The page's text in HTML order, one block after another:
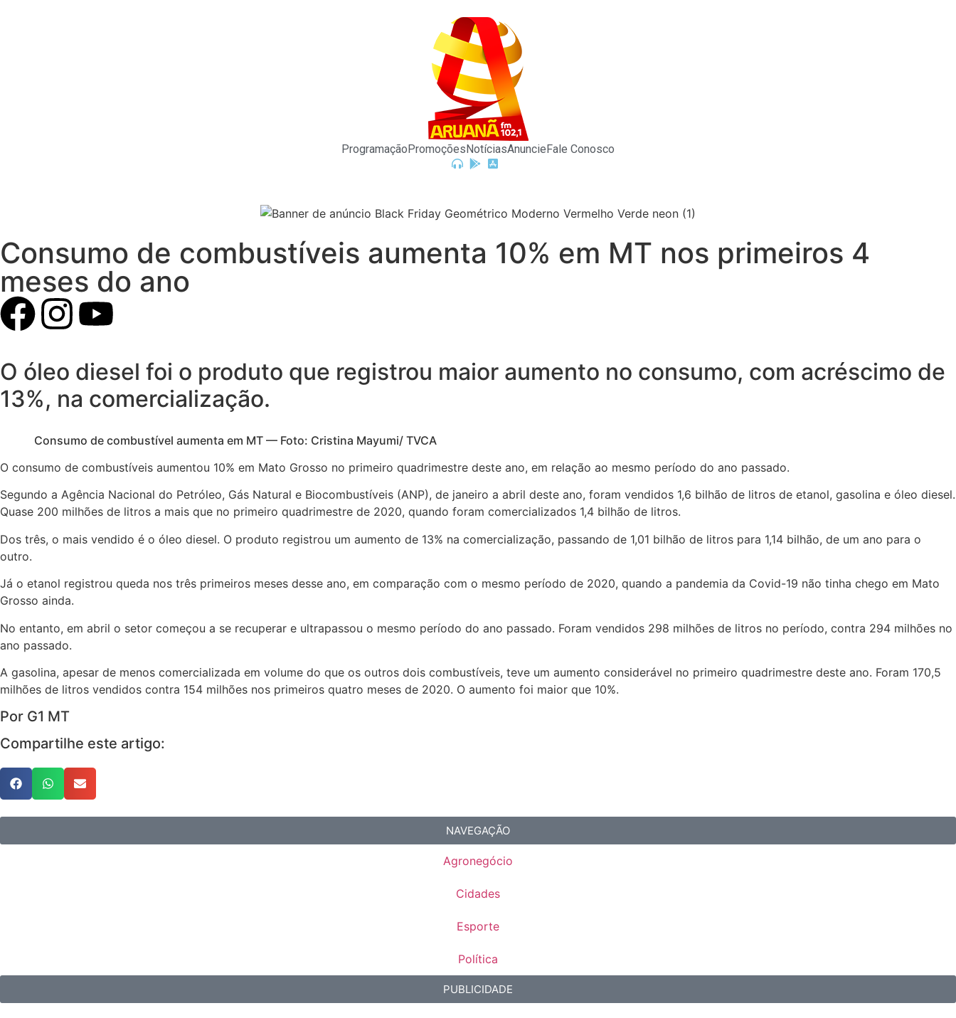
ProgramaçãoPromoçõesNotíciasAnuncieFale Conosco
Consumo de combustíveis aumenta 10% em MT nos primeiros 4
meses do ano
O óleo diesel foi o produto que registrou maior aumento no consumo, com acréscimo de
13%, na comercialização.
Consumo de combustível aumenta em MT — Foto: Cristina Mayumi/ TVCA
O consumo de combustíveis aumentou 10% em Mato Grosso no primeiro quadrimestre deste ano, em relação ao mesmo período do ano passado.
Segundo a Agência Nacional do Petróleo, Gás Natural e Biocombustíveis (ANP), de janeiro a abril deste ano, foram vendidos 1,6 bilhão de litros de etanol, gasolina e óleo diesel.
Quase 200 milhões de litros a mais que no primeiro quadrimestre de 2020, quando foram comercializados 1,4 bilhão de litros.
Dos três, o mais vendido é o óleo diesel. O produto registrou um aumento de 13% na comercialização, passando de 1,01 bilhão de litros para 1,14 bilhão, de um ano para o
outro.
Já o etanol registrou queda nos três primeiros meses desse ano, em comparação com o mesmo período de 2020, quando a pandemia da Covid-19 não tinha chego em Mato
Grosso ainda.
No entanto, em abril o setor começou a se recuperar e ultrapassou o mesmo período do ano passado. Foram vendidos 298 milhões de litros no período, contra 294 milhões no
ano passado.
A gasolina, apesar de menos comercializada em volume do que os outros dois combustíveis, teve um aumento considerável no primeiro quadrimestre deste ano. Foram 170,5
milhões de litros vendidos contra 154 milhões nos primeiros quatro meses de 2020. O aumento foi maior que 10%.
Por G1 MT
Compartilhe este artigo:
NAVEGAÇÃO
Agronegócio
Cidades
Esporte
Política
PUBLICIDADE